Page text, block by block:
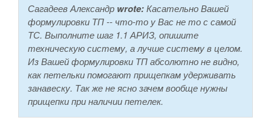
Сагадеев Александр wrote:Касательно Вашей
формулировки ТП -- что-то у Вас не то с самой
ТС. Выполните шаг 1.1 АРИЗ, опишите
техническую систему, а лучше систему в целом.
Из Вашей формулировки ТП абсолютно не видно,
как петельки помогают прищепкам удерживать
занавеску. Так же не ясно зачем вообще нужны
прищепки при наличии петелек.